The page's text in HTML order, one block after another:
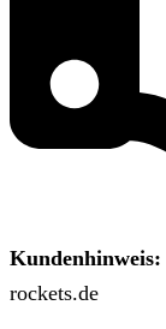
Kundenhinweis:
rockets.de